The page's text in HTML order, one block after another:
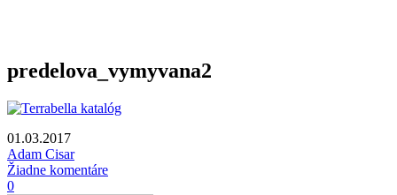
predelova_vymyvana2
01.03.2017
Adam Cisar
Žiadne komentáre
0